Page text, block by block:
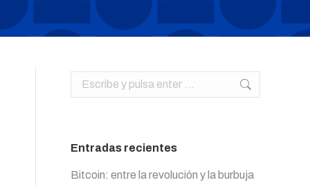
Buscar:
Entradas recientes
Bitcoin: entre la revolución y la burbuja